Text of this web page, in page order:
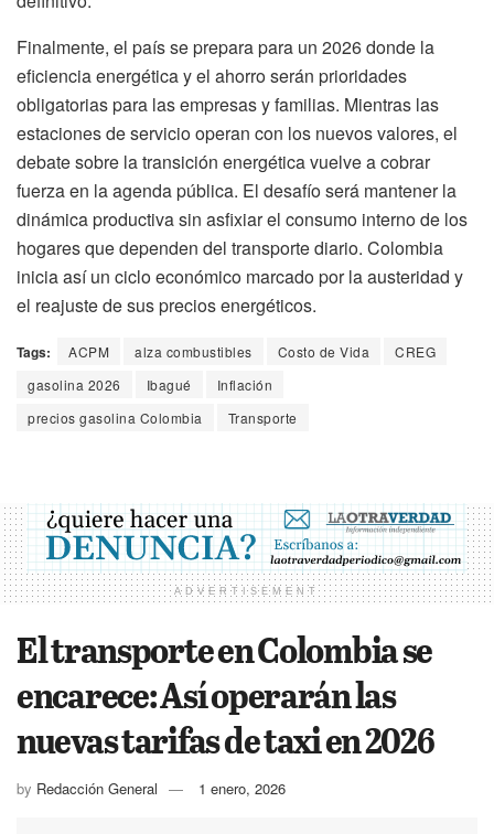
Finalmente, el país se prepara para un 2026 donde la
eficiencia energética y el ahorro serán prioridades
obligatorias para las empresas y familias. Mientras las
estaciones de servicio operan con los nuevos valores, el
debate sobre la transición energética vuelve a cobrar
fuerza en la agenda pública. El desafío será mantener la
dinámica productiva sin asfixiar el consumo interno de los
hogares que dependen del transporte diario. Colombia
inicia así un ciclo económico marcado por la austeridad y
el reajuste de sus precios energéticos.
Tags: ACPM alza combustibles Costo de Vida
CREG
gasolina 2026
Ibagué
Inflación
precios gasolina Colombia
Transporte
ADVERTISEMENT
El transporte en Colombia se
encarece: Así operarán las
nuevas tarifas de taxi en 2026
by Redacción General 1 enero, 2026